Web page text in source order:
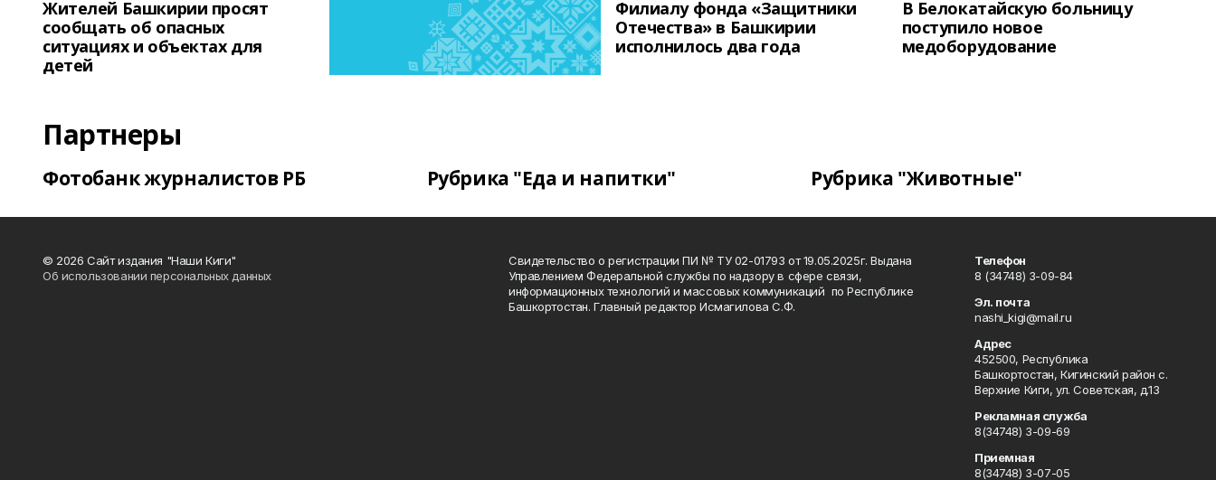
Жителей Башкирии просят
сообщать об опасных
ситуациях и объектах для
детей
Филиалу фонда «Защитники
Отечества» в Башкирии
исполнилось два года
В Белокатайскую больницу
поступило новое
медоборудование
Партнеры
Фотобанк журналистов РБ Рубрика "Еда и напитки" Рубрика "Животные"
© 2026 Сайт издания "Наши Киги"
Об использовании персональных данных
Свидетельство о регистрации ПИ № ТУ 02-01793 от 19.05.2025г. Выдана
Управлением Федеральной службы по надзору в сфере связи,
информационных технологий и массовых коммуникаций по Республике
Башкортостан. Главный редактор Исмагилова С.Ф.
Телефон
8 (34748) 3-09-84
Эл. почта
nashi_kigi@mail.ru
Адрес
452500, Республика
Башкортостан, Кигинский район с.
Верхние Киги, ул. Советская, д.13
Рекламная служба
8(34748) 3-09-69
Приемная
8(34748) 3-07-05